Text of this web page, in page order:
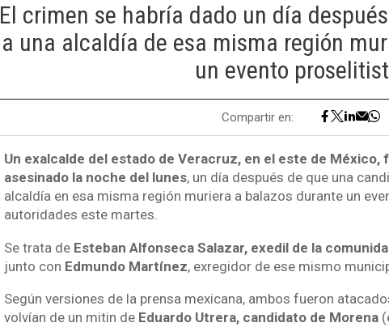
El crimen se habría dado un día
a una alcaldía de esa misma región
un evento
Compartir en:
Un exalcalde del estado de Veracruz, en el este de México,
asesinado la noche del lunes, un día después de que una
alcaldía en esa misma región muriera a balazos durante un
autoridades este martes.
Se trata de Esteban Alfonseca Salazar, exedil de la
junto con Edmundo Martínez, exregidor de ese mismo
Según versiones de la prensa mexicana, ambos fueron
volvían de un mitin de Eduardo Utrera, candidato de Morena